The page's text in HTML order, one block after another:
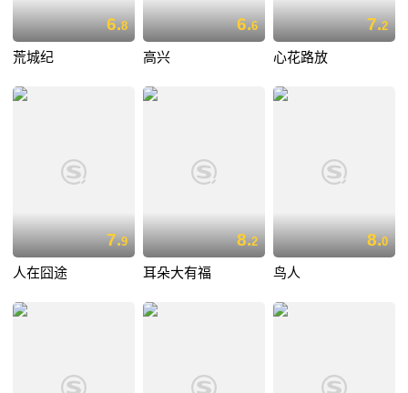
6.8
荒城纪
6.6
高兴
7.2
心花路放
7.9
人在囧途
8.2
耳朵大有福
8.0
鸟人